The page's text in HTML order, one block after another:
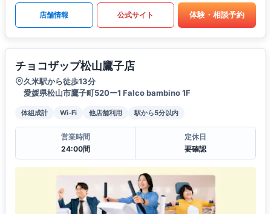
店舗情報 公式サイト 体験・相談予約
チョコザップ松山鷹子店
久米駅から徒歩13分
愛媛県松山市鷹子町520ー1 Falco bambino 1F
体組成計 Wi-Fi 他店舗利用 駅から5分以内
営業時間
24:00間
定休日
要確認